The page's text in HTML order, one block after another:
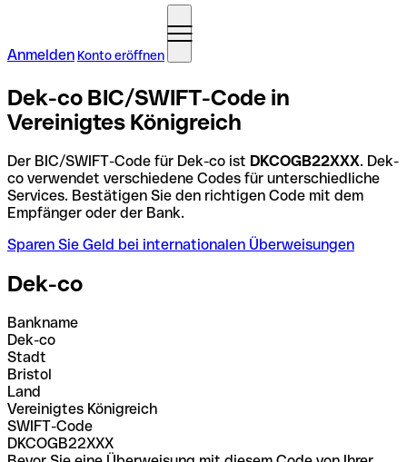
Anmelden Konto eröffnen
Dek-co BIC/SWIFT-Code in
Vereinigtes Königreich
Der BIC/SWIFT-Code für Dek-co ist DKCOGB22XXX. Dek-
co verwendet verschiedene Codes für unterschiedliche
Services. Bestätigen Sie den richtigen Code mit dem
Empfänger oder der Bank.
Sparen Sie Geld bei internationalen Überweisungen
Dek-co
Bankname
Dek-co
Stadt
Bristol
Land
Vereinigtes Königreich
SWIFT-Code
DKCOGB22XXX